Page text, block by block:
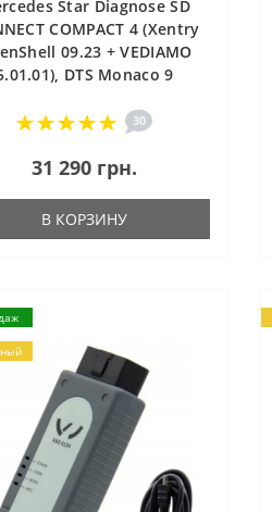
Star Diagnose SD
COMPACT 4 (Xentry
09.23 + VEDIAMO
DTS Monaco 9
30
31 290 грн.
В КОРЗИНУ